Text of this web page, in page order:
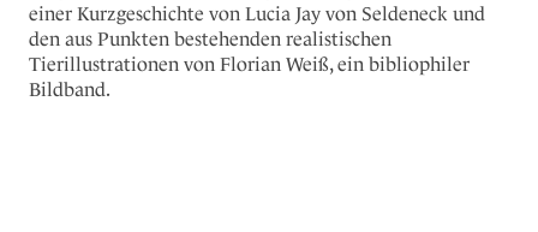
einer Kurzgeschichte von Lucia Jay von Seldeneck und
den aus Punkten bestehenden realistischen
Tierillustrationen von Florian Weiß, ein bibliophiler
Bildband.